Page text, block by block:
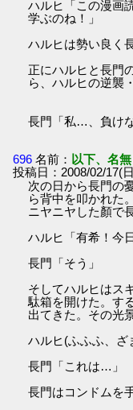
ハルヒ「この漫画
学ぶのね！」
ハルヒは勢い良く
正にハルヒと長門
ら、ハルヒの逆襲
長門「私…、負け
696 名前： 以下、名
投稿日：2008/02/17(
次の日から長門の
ら背中を叩かれた
ニヤニヤした顏で
ハルヒ「有希！今
長門「そう」
そしてハルヒはス
駄箱を開けた。す
出てきた。その光
ハルヒ(ふふふ、ざ
長門「これは…」
長門はコンドムを